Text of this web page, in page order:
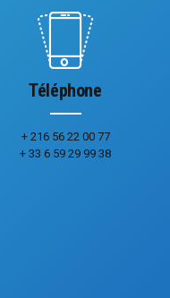
Téléphone
+ 216 56 22 00 77
+ 33 6 59 29 99 38